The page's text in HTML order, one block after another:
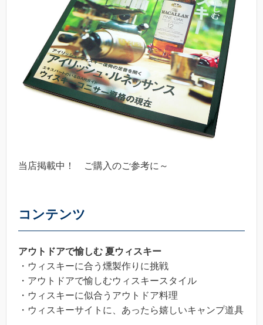
当店掲載中！ ご購入のご参考に～
コンテンツ
アウトドアで愉しむ 夏ウィスキー
・ウィスキーに合う燻製作りに挑戦
・アウトドアで愉しむウィスキースタイル
・ウィスキーに似合うアウトドア料理
・ウィスキーサイトに、あったら嬉しいキャンプ道具